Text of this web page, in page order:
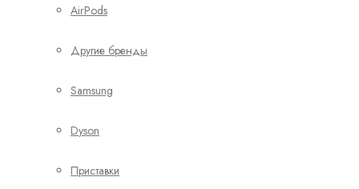
AirPods
Другие бренды
Samsung
Dyson
Приставки